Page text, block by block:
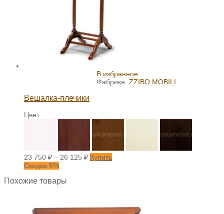
В избранное
Фабрика: ZZIBO MOBILI
Вешалка-плечики
Цвет
23 750 ₽ – 26 125 ₽ Купить
Скидка 5%
Похожие товары